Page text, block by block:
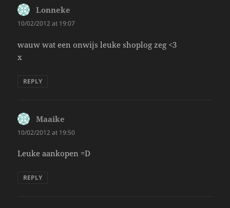
Lonneke
10/02/2012 at 19:07
wauw wat een onwijs leuke shoplog zeg <3
x
REPLY
Maaike
10/02/2012 at 19:50
Leuke aankopen =D
REPLY